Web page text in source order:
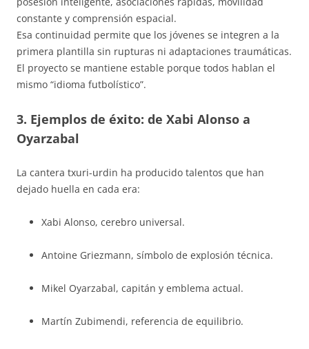
constante y comprensión espacial.
Esa continuidad permite que los jóvenes se integren a la
primera plantilla sin rupturas ni adaptaciones traumáticas.
El proyecto se mantiene estable porque todos hablan el
mismo “idioma futbolístico”.
3. Ejemplos de éxito: de Xabi Alonso a
Oyarzabal
La cantera txuri-urdin ha producido talentos que han
dejado huella en cada era:
Xabi Alonso, cerebro universal.
Antoine Griezmann, símbolo de explosión técnica.
Mikel Oyarzabal, capitán y emblema actual.
Martín Zubimendi, referencia de equilibrio.